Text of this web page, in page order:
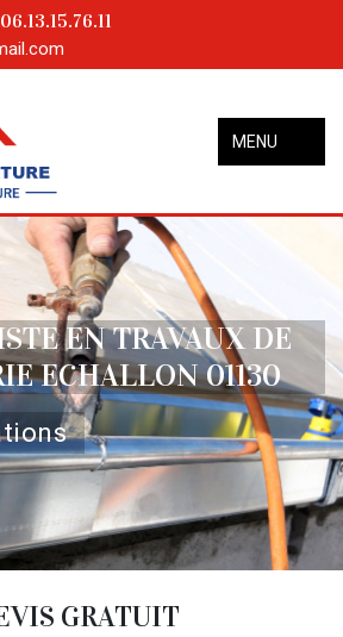
06.13.15.76.11
MENU
EN TRAVAUX DE
ECHALLON 01130
GRATUIT